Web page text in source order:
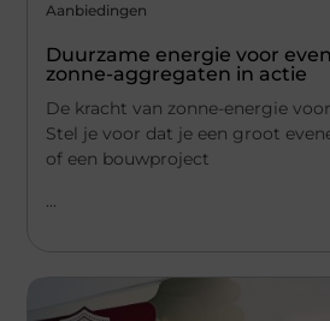
Aanbiedingen
Duurzame energie voor
zonne-aggregaten in actie
De kracht van zonne-energie
Stel je voor dat je een groot
of een bouwproject
...